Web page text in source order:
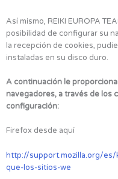
Así mismo, REIKI EUROPA
posibilidad de configurar su
la recepción de cookies,
instaladas en su disco duro.
A continuación le
navegadores, a través de los
configuración:
Firefox desde aquí
http://support.mozilla.org/
que-los-sitios-we